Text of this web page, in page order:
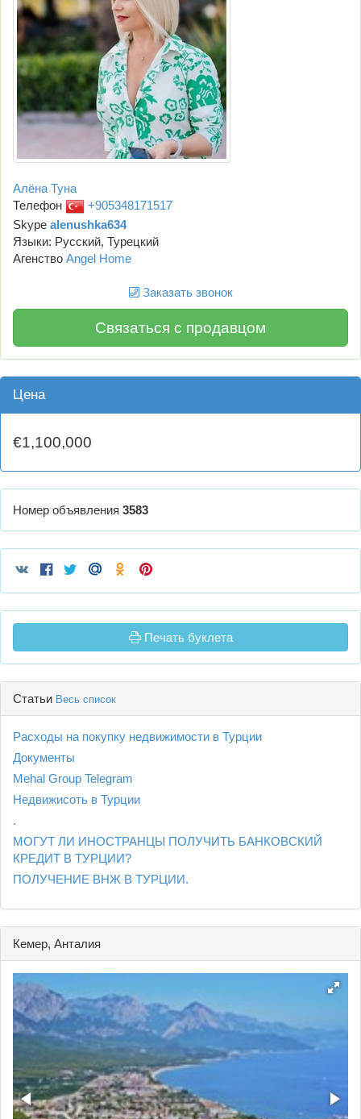
Алёна Туна
Телефон
+905348171517
Skype alenushka634
Языки: Русский, Турецкий
Агенство Angel Home
Заказать звонок
Связаться с продавцом
Цена
€1,100,000
Номер объявления 3583
Печать буклета
Статьи Весь список
Расходы на покупку недвижимости в Турции
Документы
Mehal Group Telegram
Недвижисоть в Турции
.
МОГУТ ЛИ ИНОСТРАНЦЫ ПОЛУЧИТЬ БАНКОВСКИЙ
КРЕДИТ В ТУРЦИИ?
ПОЛУЧЕНИЕ ВНЖ В ТУРЦИИ.
Кемер, Анталия